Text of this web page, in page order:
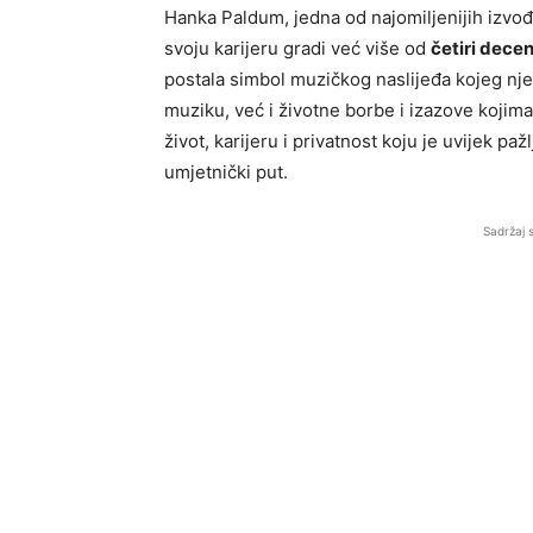
Hanka Paldum, jedna od najomiljenijih
svoju karijeru gradi već više od četiri
postala simbol muzičkog naslijeđa kojeg
muziku, već i životne borbe i izazove
život, karijeru i privatnost koju je uvijek
umjetnički put.
Sadržaj